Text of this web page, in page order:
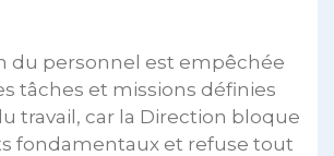
du personnel est empêchée
tâches et missions définies
travail, car la Direction bloque
fondamentaux et refuse tout